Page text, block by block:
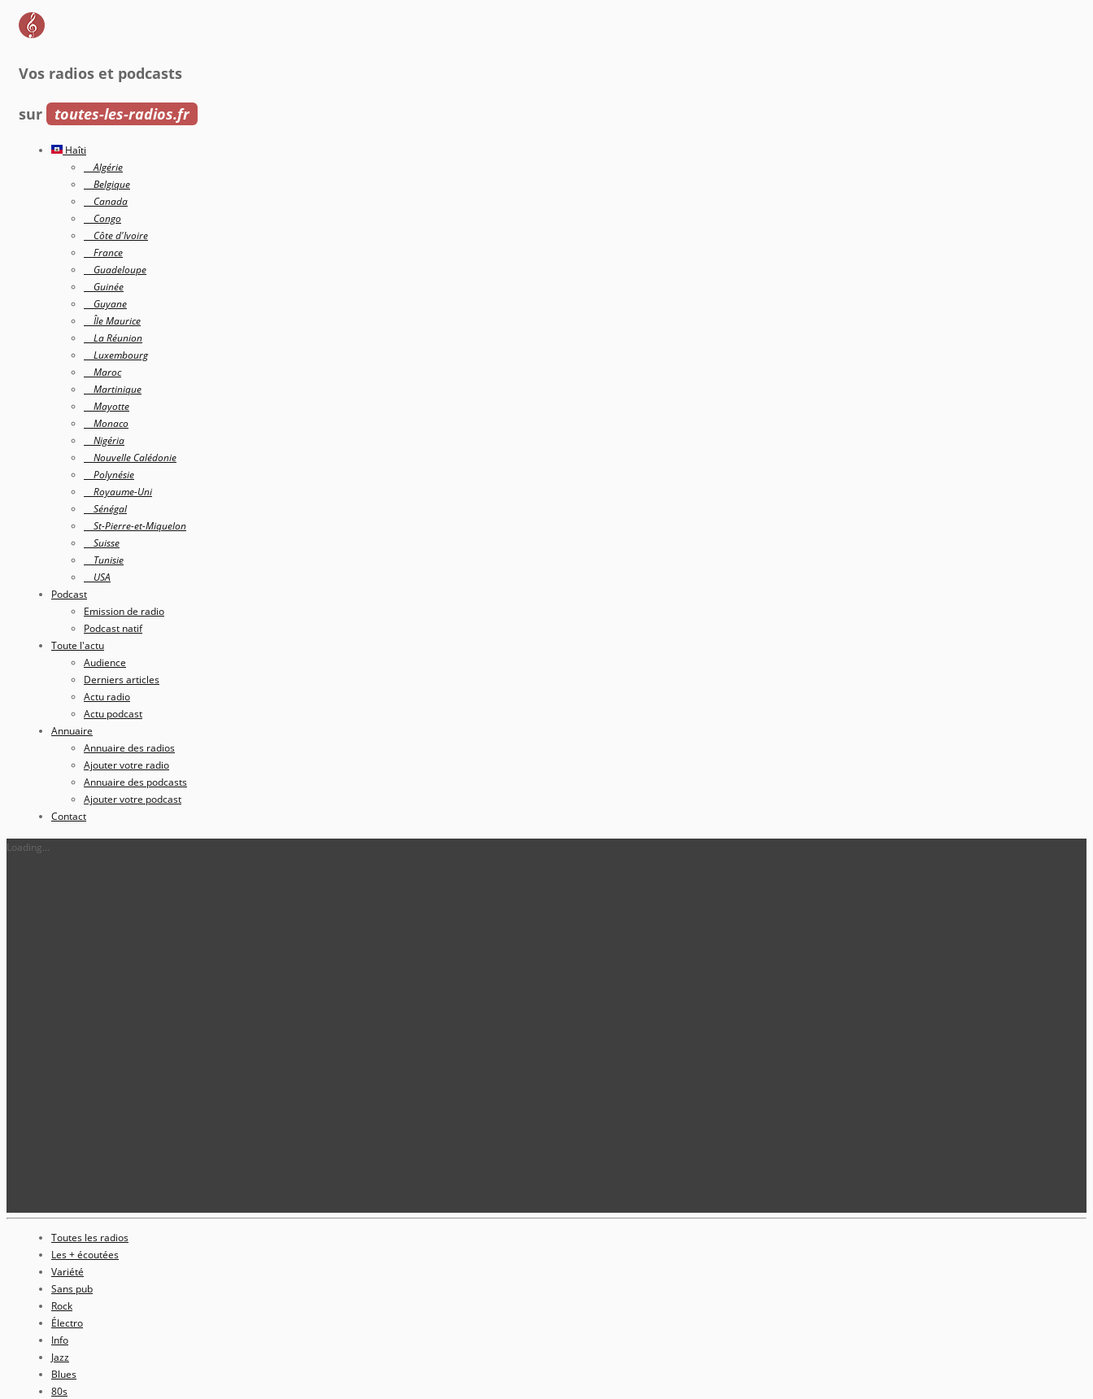
Vos radios et podcasts
sur toutes-les-radios.fr
Haîti
Algérie
Belgique
Canada
Congo
Côte d'Ivoire
France
Guadeloupe
Guinée
Guyane
Île Maurice
La Réunion
Luxembourg
Maroc
Martinique
Mayotte
Monaco
Nigéria
Nouvelle Calédonie
Polynésie
Royaume-Uni
Sénégal
St-Pierre-et-Miquelon
Suisse
Tunisie
USA
Podcast
Emission de radio
Podcast natif
Toute l'actu
Audience
Derniers articles
Actu radio
Actu podcast
Annuaire
Annuaire des radios
Ajouter votre radio
Annuaire des podcasts
Ajouter votre podcast
Contact
Loading...
Toutes les radios
Les + écoutées
Variété
Sans pub
Rock
Électro
Info
Jazz
Blues
80s